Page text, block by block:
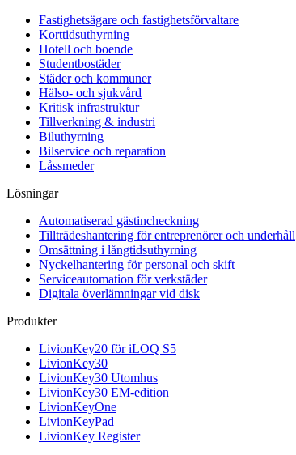
Fastighetsägare och fastighetsförvaltare
Korttidsuthyrning
Hotell och boende
Studentbostäder
Städer och kommuner
Hälso- och sjukvård
Kritisk infrastruktur
Tillverkning & industri
Biluthyrning
Bilservice och reparation
Låssmeder
Lösningar
Automatiserad gästincheckning
Tillträdeshantering för entreprenörer och underhåll
Omsättning i långtidsuthyrning
Nyckelhantering för personal och skift
Serviceautomation för verkstäder
Digitala överlämningar vid disk
Produkter
LivionKey20 för iLOQ S5
LivionKey30
LivionKey30 Utomhus
LivionKey30 EM-edition
LivionKeyOne
LivionKeyPad
LivionKey Register